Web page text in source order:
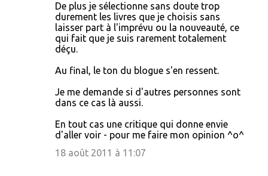
De plus je sélectionne sans doute trop
durement les livres que je choisis sans
laisser part à l'imprévu ou la nouveauté, ce
qui fait que je suis rarement totalement
déçu.
Au final, le ton du blogue s'en ressent.
Je me demande si d'autres personnes sont
dans ce cas là aussi.
En tout cas une critique qui donne envie
d'aller voir - pour me faire mon opinion ^o^
18 août 2011 à 11:07